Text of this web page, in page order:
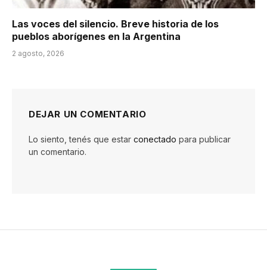
Las voces del silencio. Breve historia de los
pueblos aborígenes en la Argentina
2 agosto, 2026
DEJAR UN COMENTARIO
Lo siento, tenés que estar conectado para publicar
un comentario.